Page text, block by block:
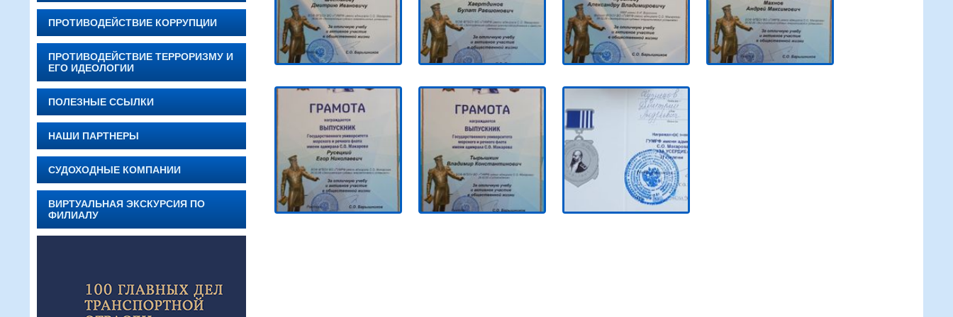
ПРОТИВОДЕЙСТВИЕ КОРРУПЦИИ
ПРОТИВОДЕЙСТВИЕ ТЕРРОРИЗМУ И
ЕГО ИДЕОЛОГИИ
ПОЛЕЗНЫЕ ССЫЛКИ
НАШИ ПАРТНЕРЫ
СУДОХОДНЫЕ КОМПАНИИ
ВИРТУАЛЬНАЯ ЭКСКУРСИЯ ПО
ФИЛИАЛУ